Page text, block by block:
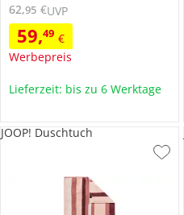
59,49 €
Werbepreis
62,95 €UVP
Lieferzeit: bis zu 6 Werktage
JOOP! Duschtuch